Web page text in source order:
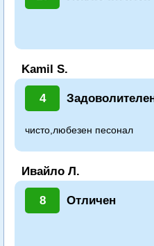
Kamil S.
4
чисто,любезен песонал
Ивайло Л.
8 Отличен